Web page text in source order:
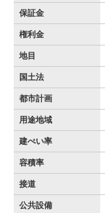
保証金
権利金
地目
国土法
都市計画
用途地域
建ぺい率
容積率
接道
公共設備